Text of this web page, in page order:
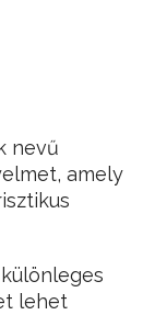
nevű
amely
lehet